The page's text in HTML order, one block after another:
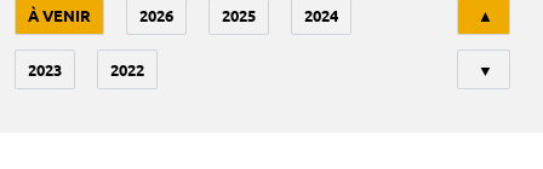
À VENIR 2026 2025 2024
2023 2022
▲
▼